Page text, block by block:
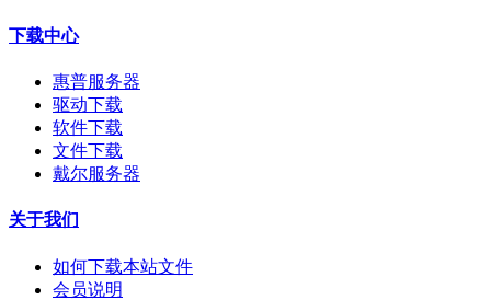
下载中心
惠普服务器
驱动下载
软件下载
文件下载
戴尔服务器
关于我们
如何下载本站文件
会员说明